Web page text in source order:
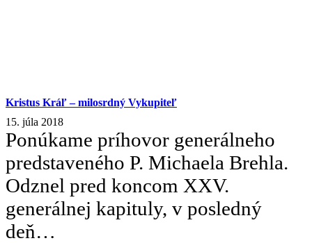
Kristus Kráľ – milosrdný Vykupiteľ
15. júla 2018
Ponúkame príhovor generálneho
predstaveného P. Michaela Brehla.
Odznel pred koncom XXV.
generálnej kapituly, v posledný
deň…